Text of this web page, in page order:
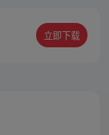
立即下载